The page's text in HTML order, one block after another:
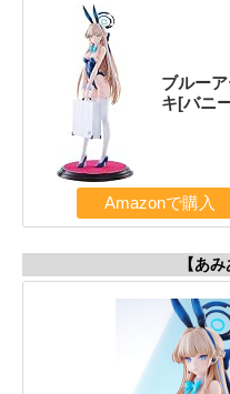
ブルー
キ[バニ
Amazonで購入
【あ